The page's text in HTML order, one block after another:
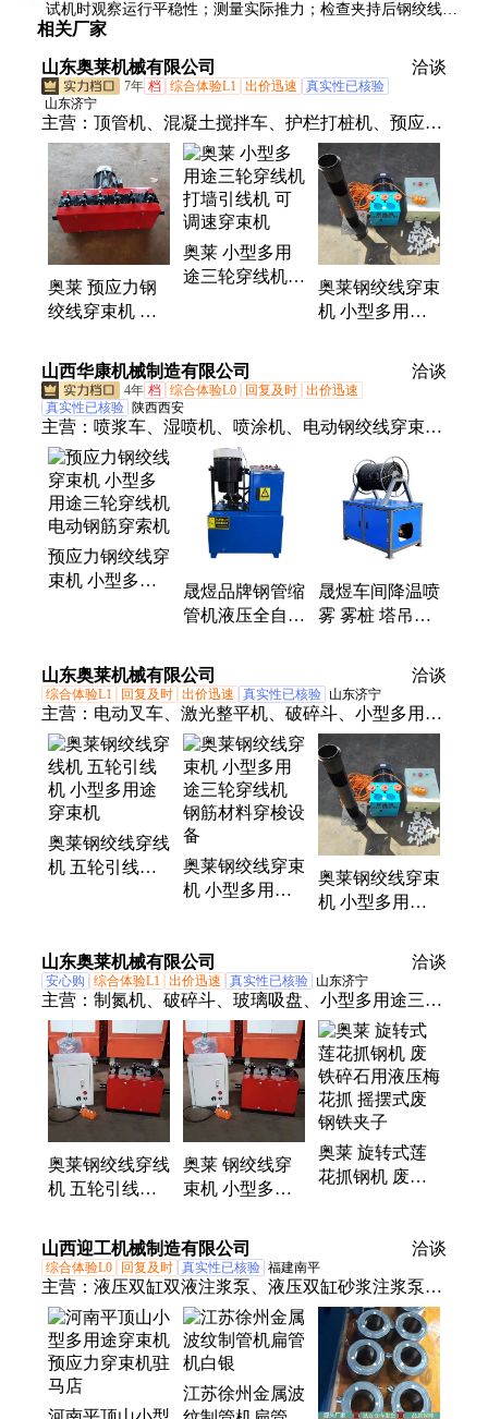
试机时观察运行平稳性；测量实际推力；检查夹持后钢绞线表
面是否受损；评估操控便捷性。建议选择有检测报告的产品。
相关厂家
山东奥莱机械有限公司 洽谈
7年 档 综合体验L1 出价迅速
真实性已核验
山东济宁
主营： 顶管机、混凝土搅拌车、护栏打桩机、预应力
钢绞线穿束机、工字钢冷弯机、自动上料搅拌车、螺
旋筋成形机、钢筋焊网机、等离子切割机、挖机贝型
斗、抓木机、混凝土输送泵、螺旋钻机、破碎锤、劈
裂机、绳锯机、随车挖、激光整平机、混凝土摊铺
机、电动玻璃吸盘、生物质燃烧机、自动排焊机、焊
网机、激光切割机、制氮机、扫地车
奥莱 预应力钢
绞线穿束机 小
全自动桥梁穿线
机械
奥莱 小型多用
途三轮穿线机
奥莱钢绞线穿束
机 小型多用途
筋材料穿梭设备
山西华康机械制造有限公司 洽谈
4年 档 综合体验L0 回复及时 出价迅速
真实性已核验 陕西西安
主营： 喷浆车、湿喷机、喷涂机、电动钢绞线穿束
机、喷浆机、BW50注浆泵、BW60注浆泵、BW70注
浆泵、BW150泥浆泵、BW160.泥浆泵、BW250泥浆
泵、BW320泥浆泵、BW450泥浆泵、BW600泥浆
泵、BW850泥浆泵、单缸活塞注浆泵、双缸活塞注浆
泵、多功能灌浆机、二次构造柱浇筑泵、二次构造柱
上料机、挤压式注浆泵
预应力钢绞线穿
束机 小型多用
晟煜品牌钢管缩
管机液压全自动
管缩口径支持定
制
晟煜车间降温喷
雾 雾桩 塔吊高
消防喷淋设备
厂家生产
山东奥莱机械有限公司 洽谈
综合体验L1 回复及时 出价迅速 真实性已核验 山东济宁
主营： 电动叉车、激光整平机、破碎斗、小型多用途
三轮穿线机、破碎锤、筛分斗、螺旋钻机、轻质版安
装机、液压剪、工程洗车机、内壁喷涂机、焊网机、
短管置换设备、液压顶管机、生物质燃烧机、喷砂
机、电磁吸盘、柴油泵车、智能张拉设备、升降柱、
打桩机、扫地车、劈裂棒、照明灯车、渣浆泵
奥莱钢绞线穿线
机 五轮引线机
奥莱钢绞线穿束
机 小型多用途
奥莱钢绞线穿束
机 小型多用途
筋材料穿梭设备
山东奥莱机械有限公司 洽谈
安心购 综合体验L1 出价迅速 真实性已核验 山东济宁
主营： 制氮机、破碎斗、玻璃吸盘、小型多用途三轮
穿线机、智能张拉设备、铣挖机、破拆工具组、筛分
斗、破碎锤、玻璃安装机械手、混凝土输送泵、板换
夹紧器、岩石锯、渣浆泵、贝壳斗、绳锯机、液压扳
手、顶管机、双缸液压剪、喷砂机、移动照明灯车、
焊网机、生物质燃烧机、劈裂枪、电磁吸盘
奥莱钢绞线穿线
机 五轮引线机
机
奥莱 钢绞线穿
束机 小型多用
全自动桥梁穿线
机械
奥莱 旋转式莲
花抓钢机 废铁
山西迎工机械制造有限公司 洽谈
综合体验L0 回复及时 真实性已核验 福建南平
主营： 液压双缸双液注浆泵、液压双缸砂浆注浆泵、
鳄鱼剪、小型多用途穿束机、手动注浆泵、废旧钢筋
切断机、钢筋笼绕筋机、废旧钢筋调直机、钢筋除锈
机、钢筋滚丝机、钢筋镦粗机、钢筋锯床、钢筋冷挤
压机、钢筋切断机、钢筋调直切断机、螺杆式注浆
江苏徐州金属波